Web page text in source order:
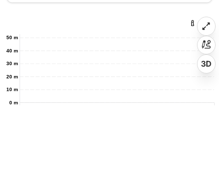
0 m
10 m
20 m
30 m
40 m
50 m
3D